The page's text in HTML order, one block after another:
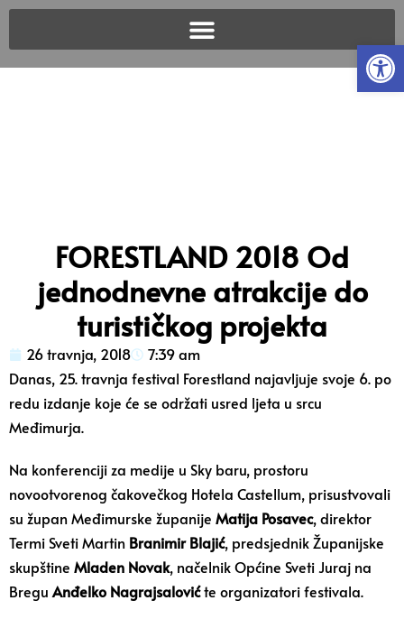
FORESTLAND 2018 Od
jednodnevne atrakcije do
turističkog projekta
26 travnja, 2018
7:39 am
Danas, 25. travnja festival Forestland najavljuje svoje 6. po
redu izdanje koje će se održati usred ljeta u srcu
Međimurja.
Na konferenciji za medije u Sky baru, prostoru
novootvorenog čakovečkog Hotela Castellum, prisustvovali
su župan Međimurske županije Matija Posavec, direktor
Termi Sveti Martin Branimir Blajić, predsjednik Županijske
skupštine Mladen Novak, načelnik Općine Sveti Juraj na
Bregu Anđelko Nagrajsalovićte organizatori festivala.